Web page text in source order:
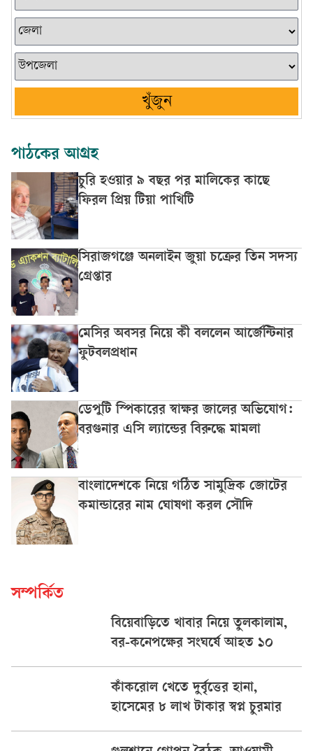
খুঁজুন
পাঠকের আগ্রহ
চুরি হওয়ার ৯ বছর পর মালিকের কাছে
ফিরল প্রিয় টিয়া পাখিটি
সিরাজগঞ্জে অনলাইন জুয়া চক্রের তিন সদস্য
গ্রেপ্তার
মেসির অবসর নিয়ে কী বললেন আর্জেন্টিনার
ফুটবলপ্রধান
ডেপুটি স্পিকারের স্বাক্ষর জালের অভিযোগ:
বরগুনার এসি ল্যান্ডের বিরুদ্ধে মামলা
বাংলাদেশকে নিয়ে গঠিত সামুদ্রিক জোটের
কমান্ডারের নাম ঘোষণা করল সৌদি
সম্পর্কিত
বিয়েবাড়িতে খাবার নিয়ে তুলকালাম,
বর-কনেপক্ষের সংঘর্ষে আহত ১০
কাঁকরোল খেতে দুর্বৃত্তের হানা,
হাসেমের ৮ লাখ টাকার স্বপ্ন চুরমার